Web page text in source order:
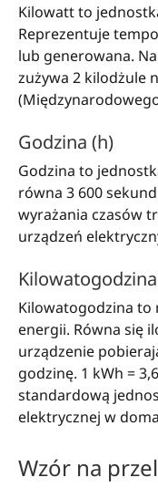
Kilowatt to
Reprezentuje
lub generowana.
zużywa 2 kilodżule
Godzina (h)
Godzina to
równa 3 600
wyrażania czasów
urządzeń
Kilowatogodzina to
energii. Równa się
urządzenie
godzinę. 1 kWh =
standardową
elektrycznej w
Wzór na